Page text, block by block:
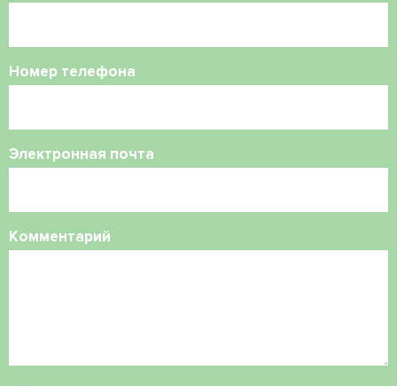
Номер телефона
Электронная почта
Комментарий